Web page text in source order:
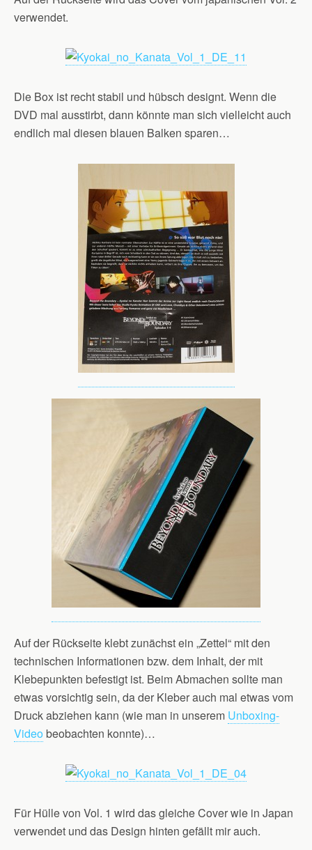
verwendet.
Die Box ist recht stabil und hübsch designt. Wenn die
DVD mal ausstirbt, dann könnte man sich vielleicht auch
endlich mal diesen blauen Balken sparen…
Auf der Rückseite klebt zunächst ein „Zettel“ mit den
technischen Informationen bzw. dem Inhalt, der mit
Klebepunkten befestigt ist. Beim Abmachen sollte man
etwas vorsichtig sein, da der Kleber auch mal etwas vom
Druck abziehen kann (wie man in unserem Unboxing-
Videobeobachten konnte)…
Für Hülle von Vol. 1 wird das gleiche Cover wie in Japan
verwendet und das Design hinten gefällt mir auch.